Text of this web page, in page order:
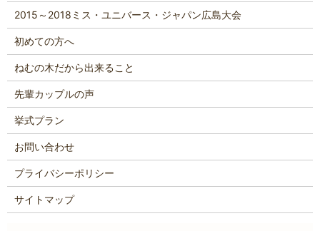
2015～2018ミス・ユニバース・ジャパン広島大会
初めての方へ
ねむの木だから出来ること
先輩カップルの声
挙式プラン
お問い合わせ
プライバシーポリシー
サイトマップ